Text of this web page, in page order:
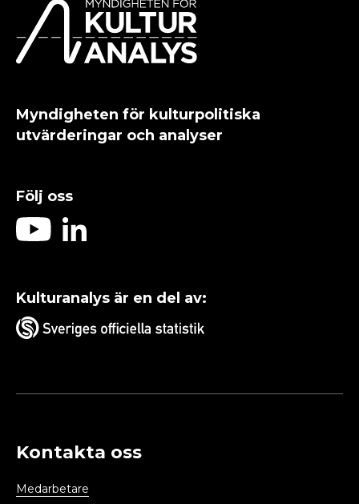
Myndigheten för kulturpolitiska
utvärderingar och analyser
Följ oss
Kulturanalys är en del av:
Kontakta oss
Medarbetare